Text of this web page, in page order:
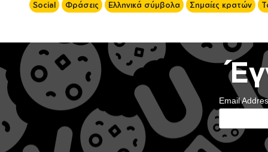
Social
Φράσεις Ελληνικά σύμβολα Σημαίες κρατών
Email